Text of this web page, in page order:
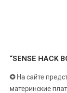
“SENSE HACK
✪ На сайте
материнские